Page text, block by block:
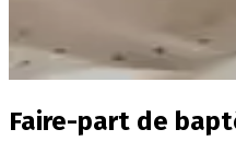
Faire-part de